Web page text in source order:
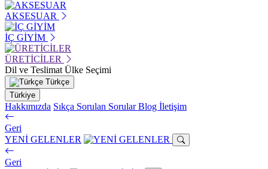
AKSESUAR
İÇ GİYİM
ÜRETİCİLER
Dil ve Teslimat Ülke Seçimi
Türkçe
Türkiye
Hakkımızda Sıkça Sorulan SorularBlog İletişim
Geri
YENİ GELENLER
Geri